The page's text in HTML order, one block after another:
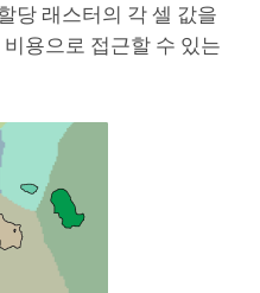
당 래스터의 각 셀 값을
용으로 접근할 수 있는